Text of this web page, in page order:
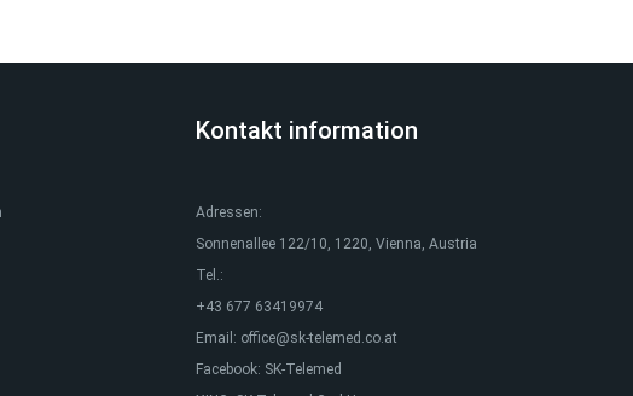
Kontakt information
Adressen:
Sonnenallee 122/10, 1220, Vienna, Austria
Tel.:
+43 677 63419974
Email: office@sk-telemed.co.at
Facebook: SK-Telemed